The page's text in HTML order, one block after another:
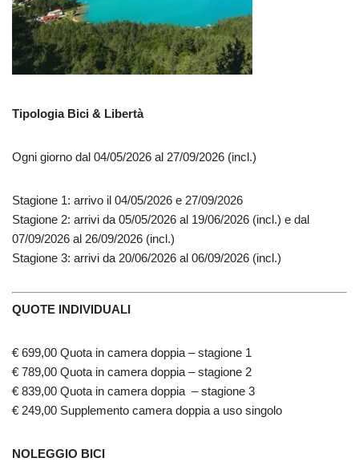
Tipologia Bici & Libertà
Ogni giorno dal 04/05/2026 al 27/09/2026 (incl.)
Stagione 1: arrivo il 04/05/2026 e 27/09/2026
Stagione 2: arrivi da 05/05/2026 al 19/06/2026 (incl.) e dal
07/09/2026 al 26/09/2026 (incl.)
Stagione 3: arrivi da 20/06/2026 al 06/09/2026 (incl.)
QUOTE INDIVIDUALI
€ 699,00 Quota in camera doppia – stagione 1
€ 789,00 Quota in camera doppia – stagione 2
€ 839,00 Quota in camera doppia – stagione 3
€ 249,00 Supplemento camera doppia a uso singolo
NOLEGGIO BICI